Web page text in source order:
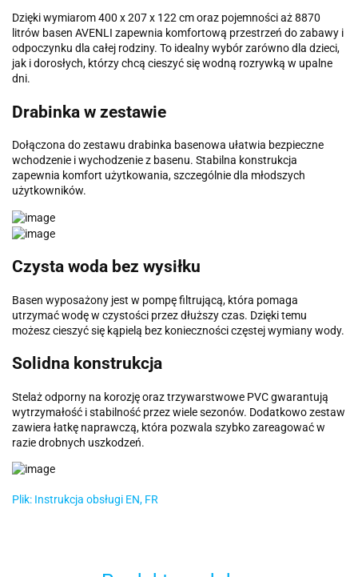
Dzięki wymiarom 400 x 207 x 122 cm oraz pojemności aż 8870
litrów basen AVENLI zapewnia komfortową przestrzeń do zabawy i
odpoczynku dla całej rodziny. To idealny wybór zarówno dla dzieci,
jak i dorosłych, którzy chcą cieszyć się wodną rozrywką w upalne
dni.
Drabinka w zestawie
Dołączona do zestawu drabinka basenowa ułatwia bezpieczne
wchodzenie i wychodzenie z basenu. Stabilna konstrukcja
zapewnia komfort użytkowania, szczególnie dla młodszych
użytkowników.
Czysta woda bez wysiłku
Basen wyposażony jest w pompę filtrującą, która pomaga
utrzymać wodę w czystości przez dłuższy czas. Dzięki temu
możesz cieszyć się kąpielą bez konieczności częstej wymiany wody.
Solidna konstrukcja
Stelaż odporny na korozję oraz trzywarstwowe PVC gwarantują
wytrzymałość i stabilność przez wiele sezonów. Dodatkowo zestaw
zawiera łatkę naprawczą, która pozwala szybko zareagować w
razie drobnych uszkodzeń.
Plik: Instrukcja obsługi EN, FR